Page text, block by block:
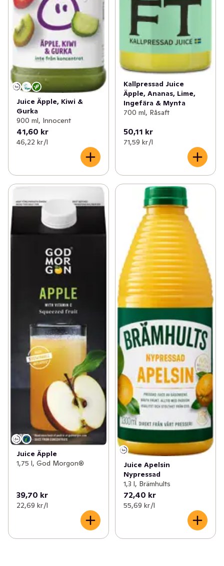
Juice Äpple, Kiwi &
Gurka
900 ml, Innocent
41,60 kr
46,22 kr /l
Kallpressad Juice
Äpple, Ananas, Lime,
Ingefära & Mynta
700 ml, Råsaft
50,11 kr
71,59 kr /l
Juice Äpple
1,75 l, God Morgon®
39,70 kr
22,69 kr /l
Juice Apelsin
Nypressad
1,3 l, Brämhults
72,40 kr
55,69 kr /l